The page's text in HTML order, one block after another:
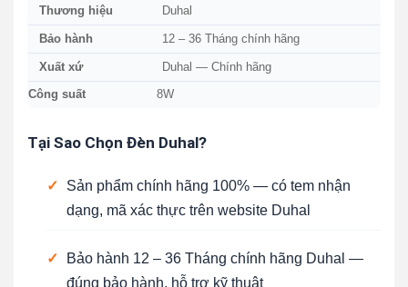
Thương hiệu Duhal
Bảo hành 12 – 36 Tháng chính hãng
Xuất xứ Duhal — Chính hãng
Công suất 8W
Tại Sao Chọn Đèn Duhal?
✓
Sản phẩm chính hãng 100% — có tem nhận
dạng, mã xác thực trên website Duhal
✓
Bảo hành 12 – 36 Tháng chính hãng Duhal —
đúng bảo hành, hỗ trợ kỹ thuật